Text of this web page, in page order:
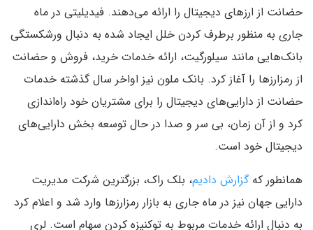
حضانت از ارزهای دیجیتال را ارائه می‌دهند. فیدیلیتی در ماه
جاری به منظور برطرف کردن خلل ایجاد شده به دنبال ورشکستگی
بانک‌هایی مانند سیلورگیت، ارائه خدمات خرید، فروش و حضانت
از رمزارزها را آغاز کرد. بانک ملون نیز اواخر سال گذشته خدمات
حضانت از دارایی‌های دیجیتال را برای مشتریان خود راه‌اندازی
کرد و از آن زمان، بی سر و صدا در حال توسعه بخش دارایی‌های
دیجیتال خود است.
همانطور کهگزارش دادیم، بلک راک، بزرگترین شرکت مدیریت
دارایی جهان نیز در ماه جاری به بازار رمزارزها وارد شد و اعلام کرد
به دنبال ارائه خدمات مربوط به توکنیزه کردن سهام است. لری